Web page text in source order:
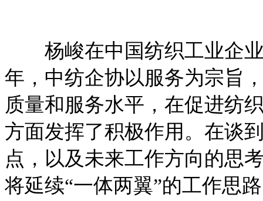
杨峻在中国纺织工业企业
年，中纺企协以服务为宗旨
质量和服务水平，在促进纺
方面发挥了积极作用。在谈
点，以及未来工作方向的思
将延续“一体两翼”的工作思